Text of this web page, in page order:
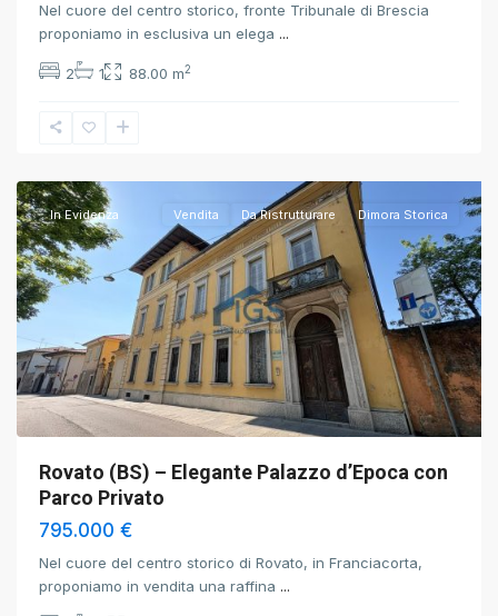
Nel cuore del centro storico, fronte Tribunale di Brescia
proponiamo in esclusiva un elega ...
2 1 88.00 m2
Rovato,
In Evidenza Vendita Da Ristrutturare Dimora Storica
Rovato (BS) – Elegante Palazzo d’Epoca con
Parco Privato
795.000 €
Nel cuore del centro storico di Rovato, in Franciacorta,
proponiamo in vendita una raffina ...